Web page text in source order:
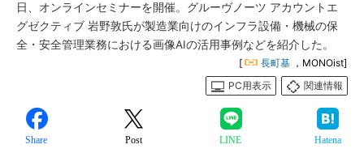
日、オンラインセミナーを開催。グルーヴノーツ アカウントエ
グゼクティブ 岩野敦氏が製造業向けのインフラ設備・機械の保
全・安全管理業務における画像AIの活用事例などを紹介した。
[ 長町基 ，MONOist]
PC用表示
関連情報
Share Post LINE Hatena